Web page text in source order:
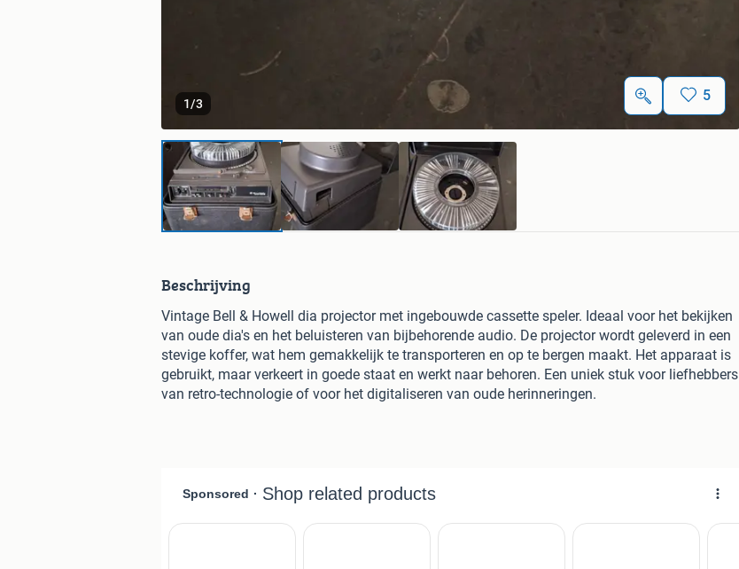
1/3 5
Beschrijving
Vintage Bell & Howell dia projector met ingebouwde cassette speler. Ideaal voor het bekijken
van oude dia's en het beluisteren van bijbehorende audio. De projector wordt geleverd in een
stevige koffer, wat hem gemakkelijk te transporteren en op te bergen maakt. Het apparaat is
gebruikt, maar verkeert in goede staat en werkt naar behoren. Een uniek stuk voor liefhebbers
van retro-technologie of voor het digitaliseren van oude herinneringen.